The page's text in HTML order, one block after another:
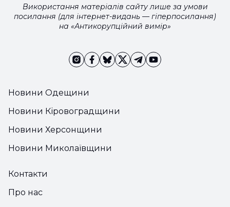
Новини Одещини
Новини Кіровоградщини
Новини Херсонщини
Новини Миколаївщини
Використання матеріалів сайту лише за умови
посилання (для інтернет-видань — гіперпосилання)
на «Антикорупційний вимір»
Контакти
Про нас